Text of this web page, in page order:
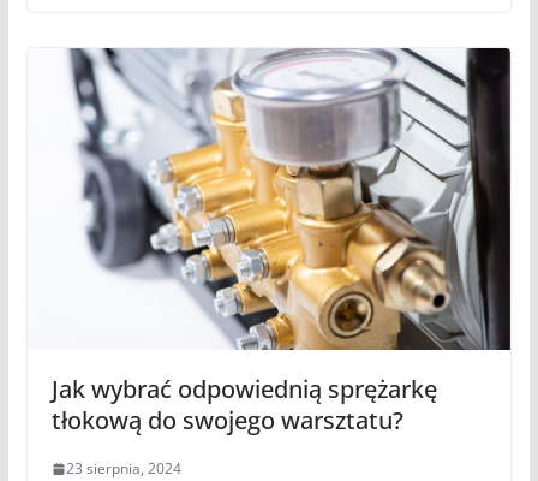
Jak wybrać odpowiednią sprężarkę
tłokową do swojego warsztatu?
23 sierpnia, 2024